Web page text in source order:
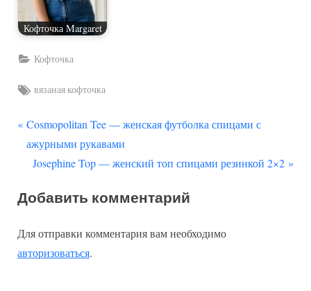
Кофточка Margaret
Кофточка
Tags:
вязаная кофточка
Навигация
по
записям
П
р
ы
у
щ
Cosmopolitan Tee — женская футболка спицами с
ажурными рукавами
С
е
у
ю
Josephine Top — женский топ спицами резинкой 2×2
Добавить комментарий
Для отправки комментария вам необходимо
авторизоваться.